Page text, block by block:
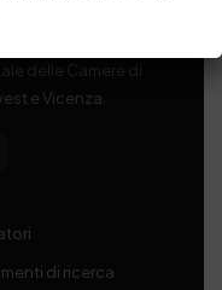
la Stazione
delle Camere di
e Vicenza.
di ricerca